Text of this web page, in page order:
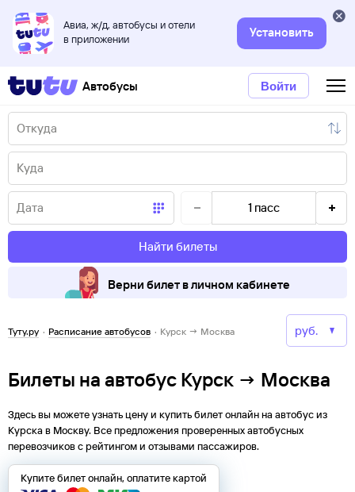
Авиа, ж/д, автобусы и отели
в приложении
Установить
Автобусы Войти
1 пасс
Найти билеты
Верни билет в личном кабинете
Туту.ру · Расписание автобусов · Курск → Москва
Билеты на автобус Курск → Москва
Здесь вы можете узнать цену и купить билет онлайн на автобус из
Курскав Москву. Все предложения проверенных автобусных
перевозчиков с рейтингом и отзывами пассажиров.
Купите билет онлайн, оплатите картой